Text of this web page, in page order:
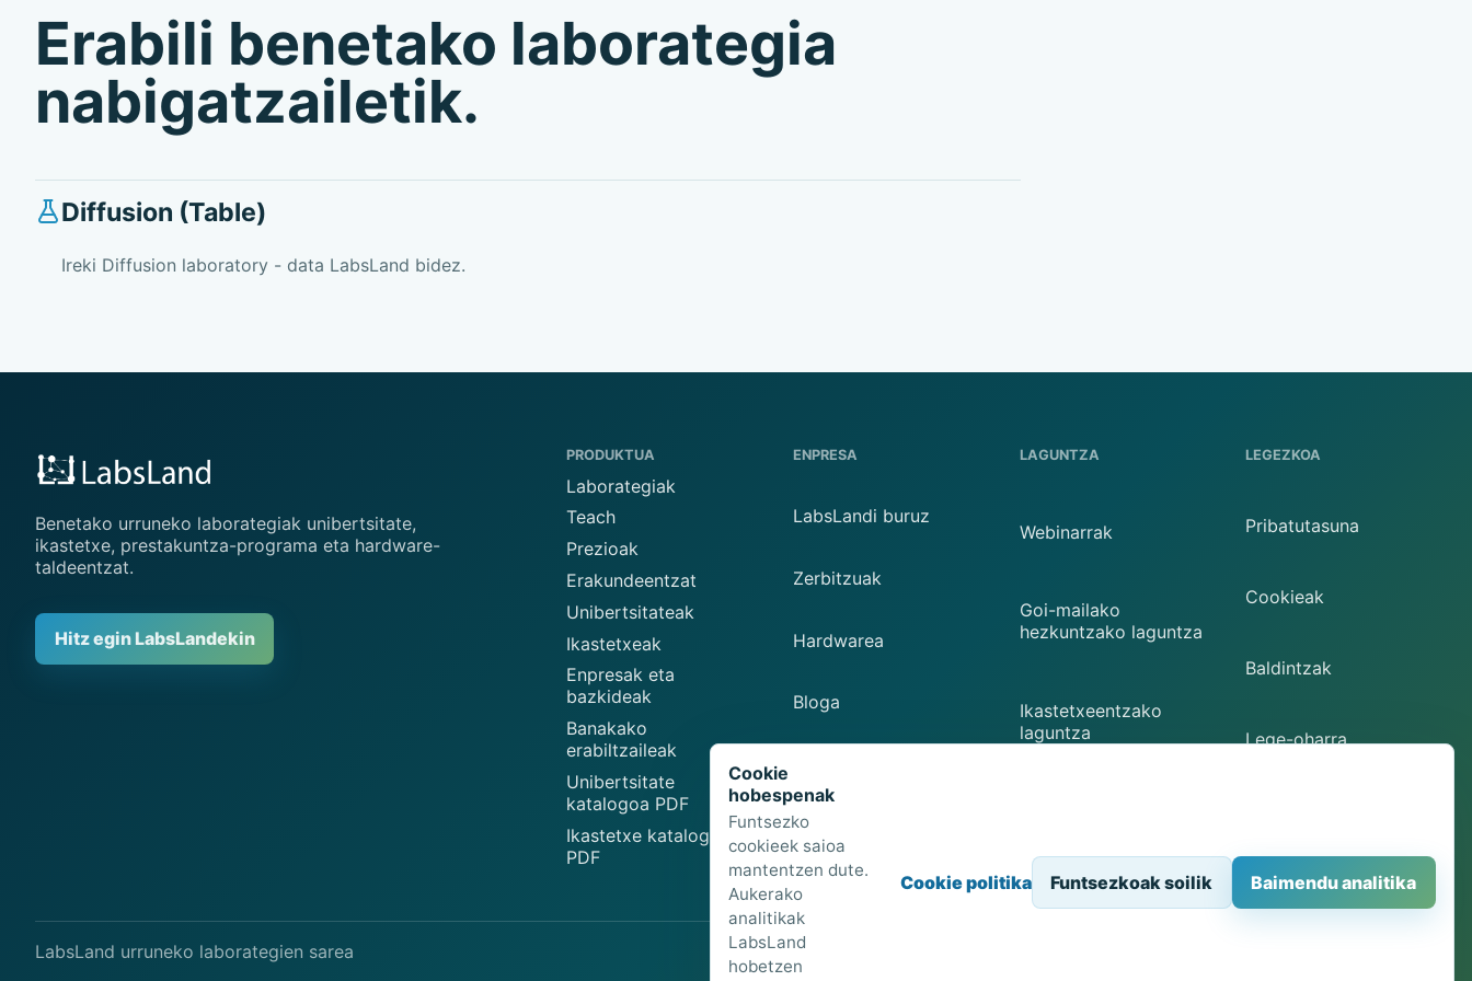
Erabili benetako laborategia
nabigatzailetik.
Diffusion (Table)
Ireki Diffusion laboratory - data LabsLand bidez.
Benetako urruneko laborategiak unibertsitate,
ikastetxe, prestakuntza-programa eta hardware-
taldeentzat.
Hitz egin LabsLandekin
PRODUKTUA
Laborategiak
Teach
Prezioak
Erakundeentzat
Unibertsitateak
Ikastetxeak
Enpresak eta
bazkideak
Banakako
erabiltzaileak
Unibertsitate
katalogoa PDF
Ikastetxe katalogoa
PDF
ENPRESA
LabsLandi buruz
Zerbitzuak
Hardwarea
Bloga
Laborategia proposatu
LAGUNTZA
Webinarrak
Goi-mailako
hezkuntzako laguntza
Ikastetxeentzako
laguntza
LEGEZKOA
Pribatutasuna
Cookieak
Baldintzak
Lege-oharra
LabsLand urruneko laborategien sarea
Cookie
hobespenak
Funtsezko
cookieek saioa
mantentzen dute.
Aukerako
analitikak
LabsLand
hobetzen
Cookie politika Funtsezkoak soilik Baimendu analitika